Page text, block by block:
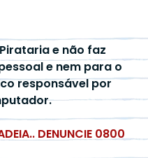
e não faz
e nem para o
responsável por
DENUNCIE 0800